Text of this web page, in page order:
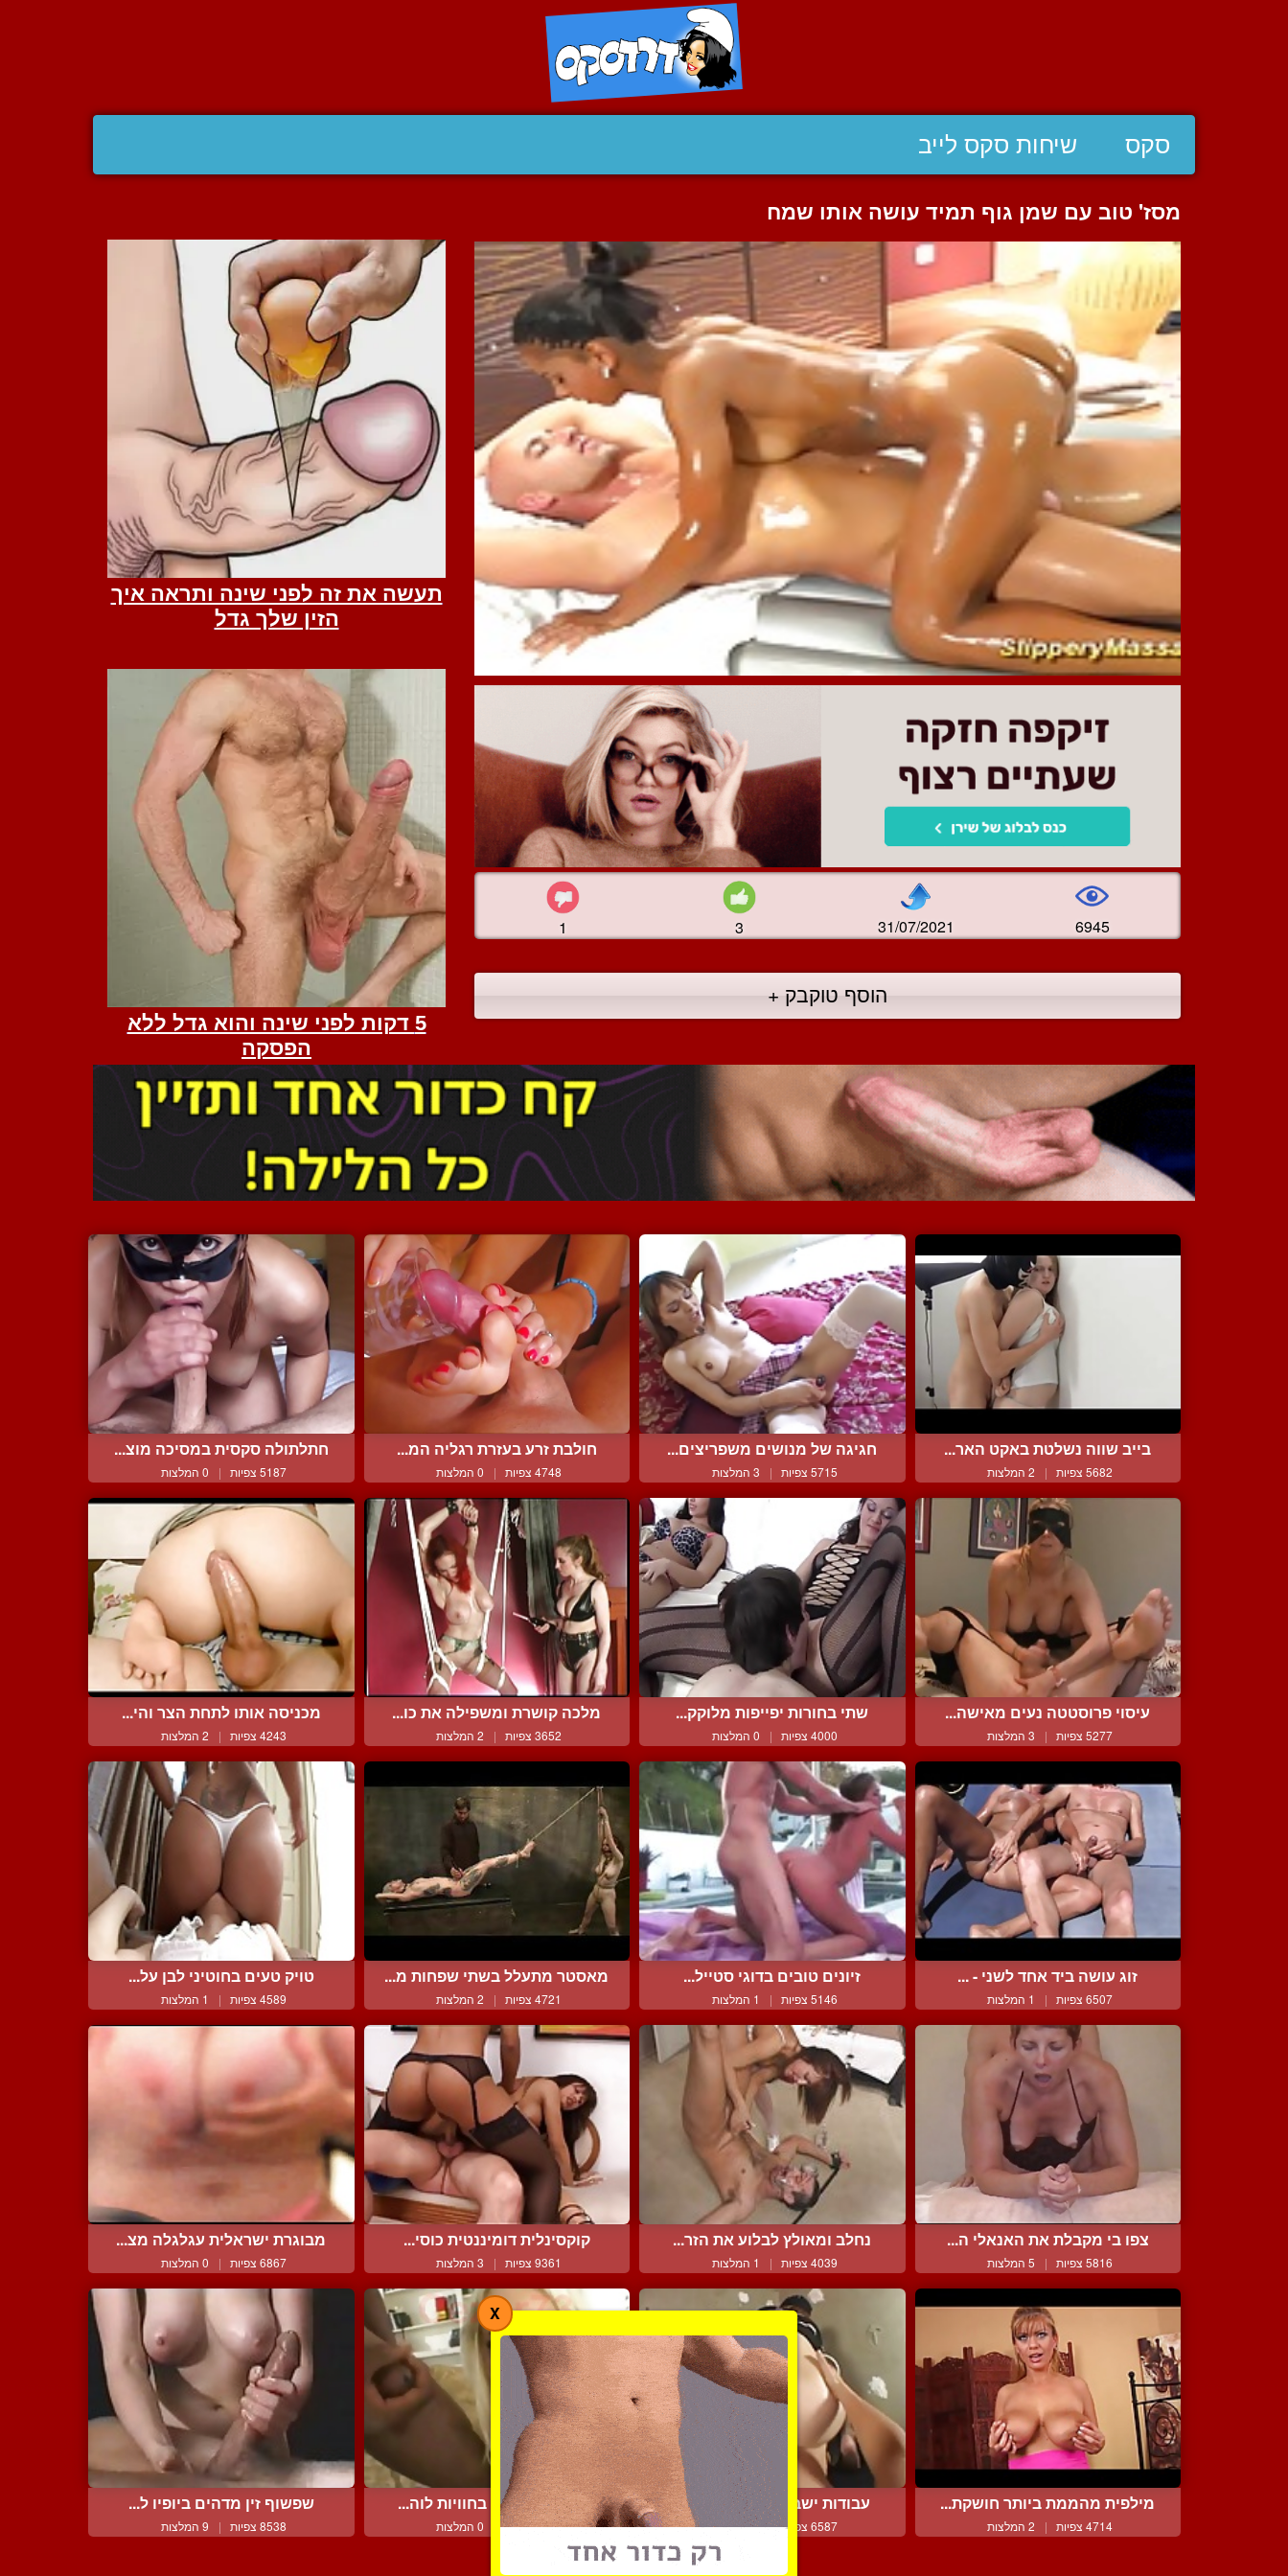
סקס שיחות סקס לייב
מסז' טוב עם שמן גוף תמיד עושה אותו שמח
1 3 31/07/2021 6945
הוסף טוקבק +
בייב שווה נשלטת באקט האר...
5682 צפיות | 2 המלצות
חגיגה של מנושים משפריצים...
5715 צפיות | 3 המלצות
חולבת זרע בעזרת רגליה המ...
4748 צפיות | 0 המלצות
חתלתולה סקסית במסיכה מוצ...
5187 צפיות | 0 המלצות
עיסוי פרוסטטה נעים מאישה...
5277 צפיות | 3 המלצות
שתי בחורות יפייפות מלוקק...
4000 צפיות | 0 המלצות
מלכה קושרת ומשפילה את כו...
3652 צפיות | 2 המלצות
מכניסה אותו לתחת הצר והי...
4243 צפיות | 2 המלצות
זוג עושה ביד אחד לשני - ...
6507 צפיות | 1 המלצות
זיונים טובים בדוגי סטייל...
5146 צפיות | 1 המלצות
מאסטר מתעלל בשתי שפחות מ...
4721 צפיות | 2 המלצות
טויק טעים בחוטיני לבן על...
4589 צפיות | 1 המלצות
צפו בי מקבלת את האנאלי ה...
5816 צפיות | 5 המלצות
נחלב ומאולץ לבלוע את הזר...
4039 צפיות | 1 המלצות
קוקסינלית דומיננטית כוסי...
9361 צפיות | 3 המלצות
מבוגרת ישראלית עגלגלה מצ...
6867 צפיות | 0 המלצות
מילפית מהממת ביותר חושקת...
4714 צפיות | 2 המלצות
עבודות ישבנים על אסיאתיו...
6587 צפיות | 2 המלצות
מבחר של נשים בחוויות לוה...
4400 צפיות | 0 המלצות
שפשוף זין מדהים ביופיו ל...
8538 צפיות | 9 המלצות
צור קשר
X